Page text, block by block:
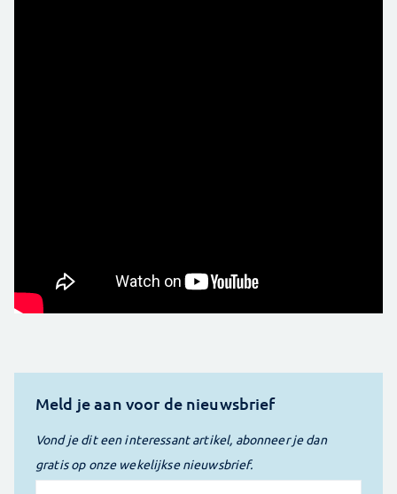
Meld je aan voor de nieuwsbrief
Vond je dit een interessant artikel, abonneer je dan
gratis op onze wekelijkse nieuwsbrief.